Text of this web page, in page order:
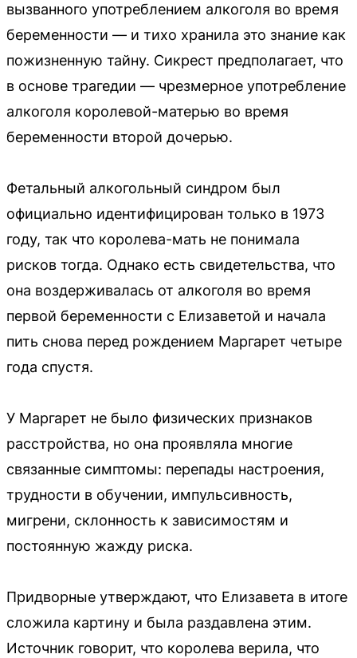
вызванного употреблением алкоголя во время
беременности — и тихо хранила это знание как
пожизненную тайну. Сикрест предполагает, что
в основе трагедии — чрезмерное употребление
алкоголя королевой-матерью во время
беременности второй дочерью.
Фетальный алкогольный синдром был
официально идентифицирован только в 1973
году, так что королева-мать не понимала
рисков тогда. Однако есть свидетельства, что
она воздерживалась от алкоголя во время
первой беременности с Елизаветой и начала
пить снова перед рождением Маргарет четыре
года спустя.
У Маргарет не было физических признаков
расстройства, но она проявляла многие
связанные симптомы: перепады настроения,
трудности в обучении, импульсивность,
мигрени, склонность к зависимостям и
постоянную жажду риска.
Придворные утверждают, что Елизавета в итоге
сложила картину и была раздавлена этим.
Источник говорит, что королева верила, что